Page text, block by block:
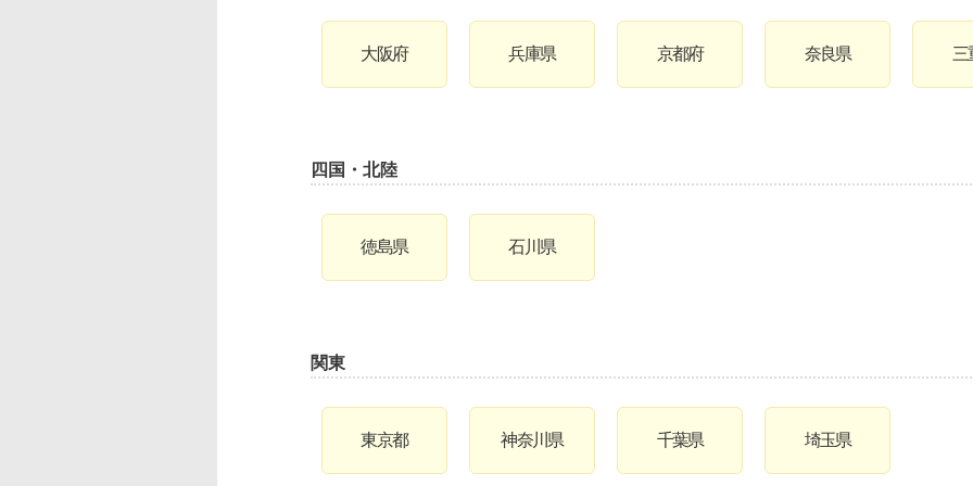
大阪府 兵庫県 京都府 奈良県 三
四国・北陸
徳島県 石川県
関東
東京都 神奈川県 千葉県 埼玉県